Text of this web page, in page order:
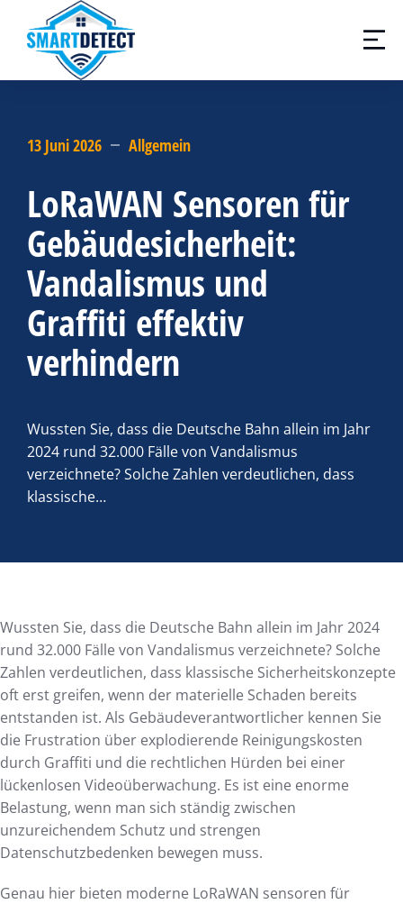
13 Juni 2026 Allgemein
LoRaWAN Sensoren für
Gebäudesicherheit:
Vandalismus und
Graffiti effektiv
verhindern
Wussten Sie, dass die Deutsche Bahn allein im Jahr
2024 rund 32.000 Fälle von Vandalismus
verzeichnete? Solche Zahlen verdeutlichen, dass
klassische…
Wussten Sie, dass die Deutsche Bahn allein im Jahr 2024
rund 32.000 Fälle von Vandalismus verzeichnete? Solche
Zahlen verdeutlichen, dass klassische Sicherheitskonzepte
oft erst greifen, wenn der materielle Schaden bereits
entstanden ist. Als Gebäudeverantwortlicher kennen Sie
die Frustration über explodierende Reinigungskosten
durch Graffiti und die rechtlichen Hürden bei einer
lückenlosen Videoüberwachung. Es ist eine enorme
Belastung, wenn man sich ständig zwischen
unzureichendem Schutz und strengen
Datenschutzbedenken bewegen muss.
Genau hier bieten moderne LoRaWAN sensoren für